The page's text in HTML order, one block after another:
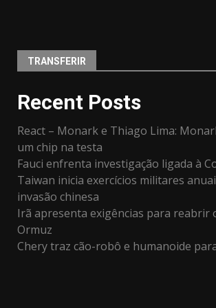
TRANSFERIR
Recent Posts
React – Monark e Thiago Lima:
um chip na testa
Fauci enfrenta investigação ligada à
Taiwan inicia exercícios militares
invasão chinesa
Irã apresenta exigências para reabrir
Ormuz
Chery traz cão-robô e humanoide